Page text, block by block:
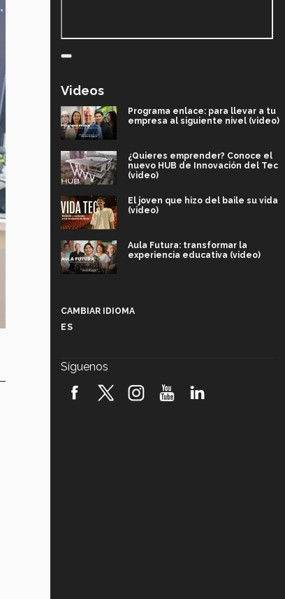
Videos
Programa enlace: para llevar a tu
empresa al siguiente nivel (video)
¿Quieres emprender? Conoce el
nuevo HUB de Innovación del Tec
(video)
El joven que hizo del baile su vida
(video)
Aula Futura: transformar la
experiencia educativa (video)
robótica FIRST 2026! (video)
CAMBIAR IDIOMA
ES
Síguenos